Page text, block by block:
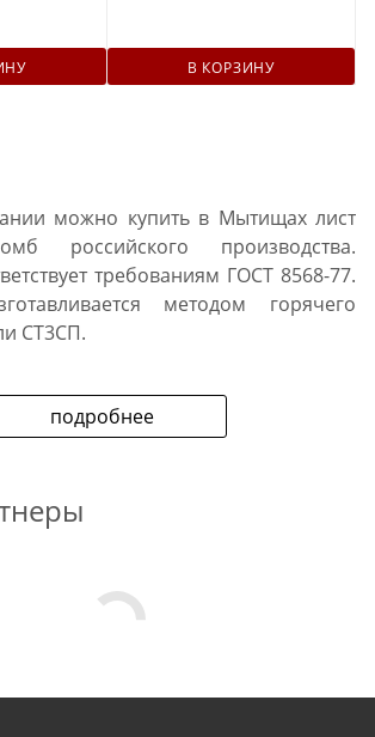
В КОРЗИНУ
подробнее
можно купить в Мытищах лист
российского производства.
требованиям ГОСТ 8568-77.
методом горячего
СТ3СП.
Химический состав металла
380. Качество стройматериала
на объекты Мытищ.